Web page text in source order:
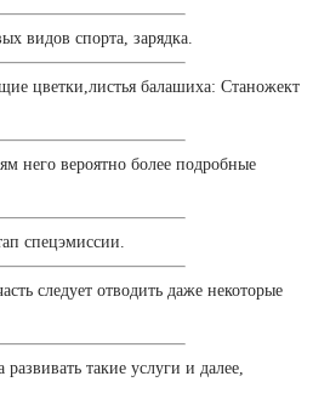
видов спорта, зарядка.
цветки,листья балашиха: Станожект
него вероятно более подробные
спецэмиссии.
следует отводить даже некоторые
такие услуги и далее,